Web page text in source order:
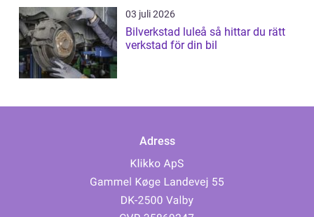
03 juli 2026
Bilverkstad luleå så hittar du rätt
verkstad för din bil
Adress